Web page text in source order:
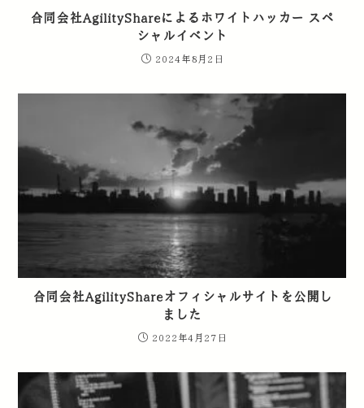
合同会社AgilityShareによるホワイトハッカー スペ
シャルイベント
2024年8月2日
合同会社AgilityShareオフィシャルサイトを公開し
ました
2022年4月27日